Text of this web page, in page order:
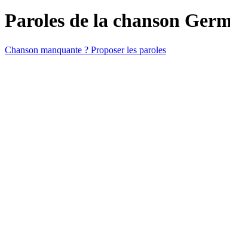
Paroles de la chanson
Chanson manquante ? Proposer les paroles